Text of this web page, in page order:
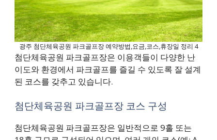
광주 첨단체육공원 파크골프장 예약방법,요금,코스,휴장일 정리 4
첨단체육공원 파크골프장은 이용객들이 다양한 난
이도와 환경에서 파크골프를 즐길 수 있도록 잘 설계
된 코스를 갖추고 있습니다.
첨단체육공원 파크골프장 코스 구성
첨단체육공원 파크골프장은 일반적으로 9홀 또는